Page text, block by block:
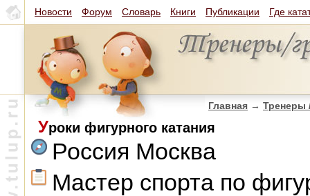
Новости Форум Словарь Книги Публикации Где
Главная → Тренеры
Уроки фигурного катания
Россия Москва
Мастер спорта по